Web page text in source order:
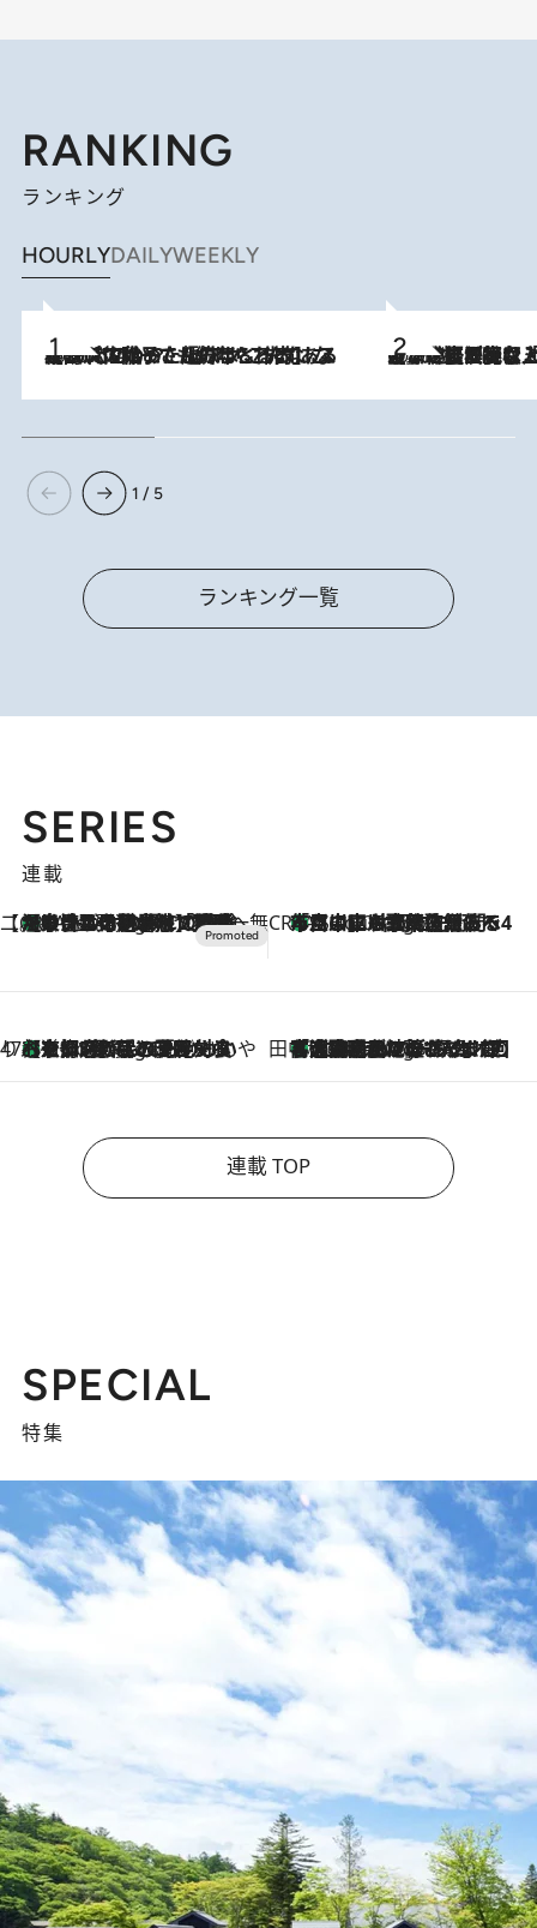
RANKING
ランキング
HOURLYDAILYWEEKLY
2026.8.5
【阿川佐和子さんの年とる力】なぜ70代で始めた趣味は“こんなに楽しい”のか？ ピアノ、俳句…スランプに陥っても続けられる“ある秘訣”とは 2026.8.5
【なぜ吉沢亮は「気配を消せる」のか？】興行収入208億の『国宝』を経て挑むミュージカル『ディア・エヴァン・ハンセン』。トップ俳優が舞台上でさらけ出した“孤独”とは
1 / 5
ランキング一覧
SERIES
連載
【CREA×星野リゾート】唯一無二。癒しと発見が待つ場所へ
2 Hours Ago
【トンボの足水浴】ヒノキの香りに包まれて涼感マックス！約13℃の湧水かけ流しを避暑地「星野温泉 トンボの湯」で体験 CREA'S CHOICE
4 Hours Ago
「立川にも歌舞伎があるんだよ」 片岡仁左衛門・市川中車ら豪華座組みで4年目の立川立飛歌舞伎へ
47都道府県の手みやげ ひんやりスイーツで夏を満喫
4 Hours Ago
【京都府】この夏絶対食べたい 冷やしておいしいおやつ3選 ひと口目から心を掴む新緑のテリーヌ 田中稲の勝手に再ブーム
9 Hours Ago
「湘南乃風に憧れて」観客大盛上がりの“タオル回し”に、ラッパー顔負けの高速歌唱まで…さだまさし（74）のアグレッシブすぎる現在地
連載 TOP
SPECIAL
特集